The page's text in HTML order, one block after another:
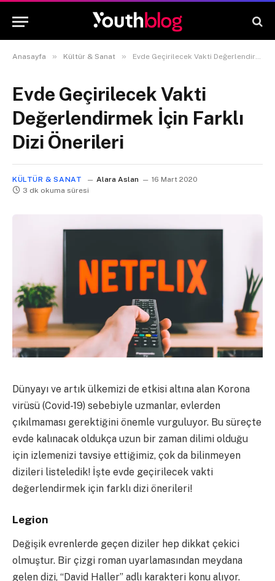
Anasayfa » Kültür & Sanat » Evde Geçirilecek Vakti Değerlendirmek İçin Farklı Dizi Önerileri
Evde Geçirilecek Vakti
Değerlendirmek İçin Farklı
Dizi Önerileri
KÜLTÜR & SANAT Alara Aslan
16 Mart 2020
3 dk okuma süresi
Dünyayı ve artık ülkemizi de etkisi altına alan Korona
virüsü (Covid-19) sebebiyle uzmanlar, evlerden
çıkılmaması gerektiğini önemle vurguluyor. Bu süreçte
evde kalınacak oldukça uzun bir zaman dilimi olduğu
için izlemenizi tavsiye ettiğimiz, çok da bilinmeyen
dizileri listeledik! İşte evde geçirilecek vakti
değerlendirmek için farklı dizi önerileri!
Legion
Değişik evrenlerde geçen diziler hep dikkat çekici
olmuştur. Bir çizgi roman uyarlamasından meydana
gelen dizi, “David Haller” adlı karakteri konu alıyor.